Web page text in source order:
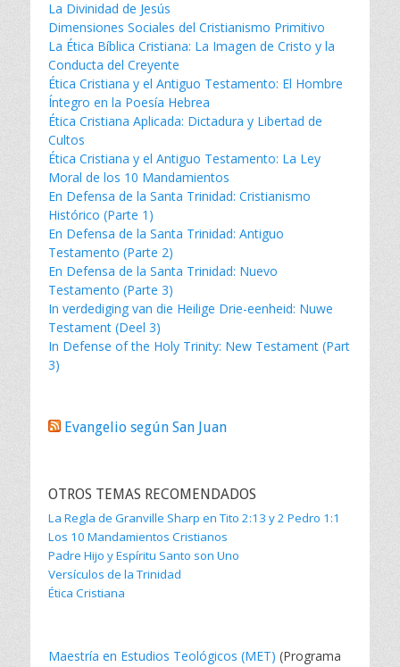
La Divinidad de Jesús
Dimensiones Sociales del Cristianismo Primitivo
La Ética Bíblica Cristiana: La Imagen de Cristo y la
Conducta del Creyente
Ética Cristiana y el Antiguo Testamento: El Hombre
Íntegro en la Poesía Hebrea
Ética Cristiana Aplicada: Dictadura y Libertad de
Cultos
Ética Cristiana y el Antiguo Testamento: La Ley
Moral de los 10 Mandamientos
En Defensa de la Santa Trinidad: Cristianismo
Histórico (Parte 1)
En Defensa de la Santa Trinidad: Antiguo
Testamento (Parte 2)
En Defensa de la Santa Trinidad: Nuevo
Testamento (Parte 3)
In verdediging van die Heilige Drie-eenheid: Nuwe
Testament (Deel 3)
In Defense of the Holy Trinity: New Testament (Part
3)
Evangelio según San Juan
OTROS TEMAS RECOMENDADOS
La Regla de Granville Sharp en Tito 2:13 y 2 Pedro 1:1
Los 10 Mandamientos Cristianos
Padre Hijo y Espíritu Santo son Uno
Versículos de la Trinidad
Ética Cristiana
Maestría en Estudios Teológicos (MET) (Programa